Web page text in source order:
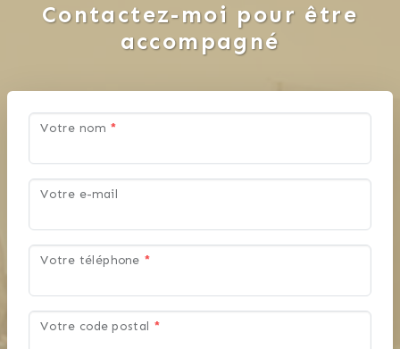
Contactez-moi pour être
accompagné
Votre nom *
Votre e-mail
Votre téléphone *
Votre code postal *